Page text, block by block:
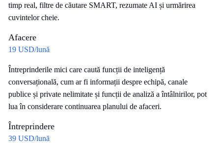
timp real, filtre de căutare SMART, rezumate AI și urmărirea
cuvintelor cheie.
Afacere
19 USD/lună
Întreprinderile mici care caută funcții de inteligență
conversațională, cum ar fi informații despre echipă, canale
publice și private nelimitate și funcții de analiză a întâlnirilor, pot
lua în considerare continuarea planului de afaceri.
Întreprindere
39 USD/lună